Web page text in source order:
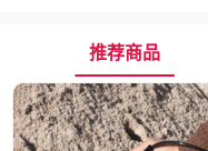
推荐商品